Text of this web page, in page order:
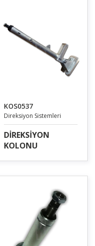
KOS0537
Direksiyon Sistemleri
DİREKSİYON
KOLONU